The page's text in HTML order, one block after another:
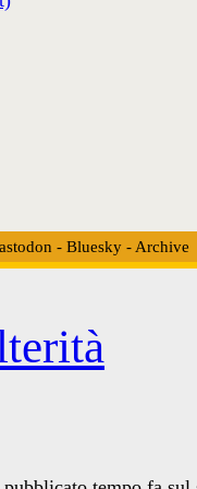
- Bluesky- Archive